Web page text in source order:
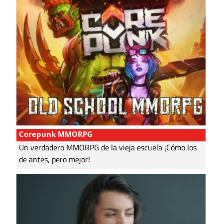
Corepunk MMORPG
Un verdadero MMORPG de la vieja escuela ¡Cómo los
de antes, pero mejor!